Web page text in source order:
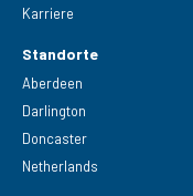
Karriere
Standorte
Aberdeen
Darlington
Doncaster
Netherlands